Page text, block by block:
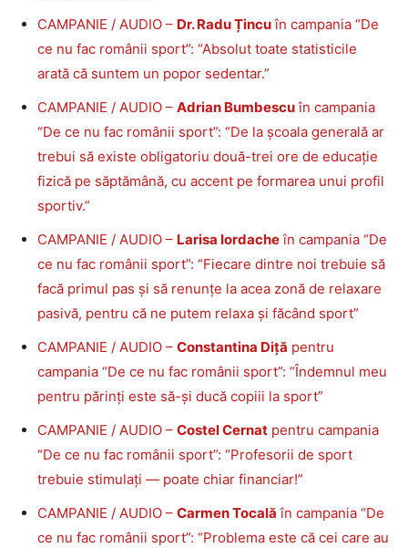
CAMPANIE / AUDIO – Dr. Radu Țincuîn campania “De
ce nu fac românii sport”: “Absolut toate statisticile
arată că suntem un popor sedentar.”
CAMPANIE / AUDIO – Adrian Bumbescuîn campania
“De ce nu fac românii sport”: “De la școala generală ar
trebui să existe obligatoriu două-trei ore de educație
fizică pe săptămână, cu accent pe formarea unui profil
sportiv.”
CAMPANIE / AUDIO – Larisa Iordacheîn campania “De
ce nu fac românii sport”: “Fiecare dintre noi trebuie să
facă primul pas și să renunțe la acea zonă de relaxare
pasivă, pentru că ne putem relaxa și făcând sport”
CAMPANIE / AUDIO – Constantina Diță pentru
campania “De ce nu fac românii sport”: “Îndemnul meu
pentru părinți este să-și ducă copiii la sport”
CAMPANIE / AUDIO – Costel Cernat pentru campania
“De ce nu fac românii sport”: “Profesorii de sport
trebuie stimulați — poate chiar financiar!”
CAMPANIE / AUDIO – Carmen Tocală în campania “De
ce nu fac românii sport”: “Problema este că cei care au